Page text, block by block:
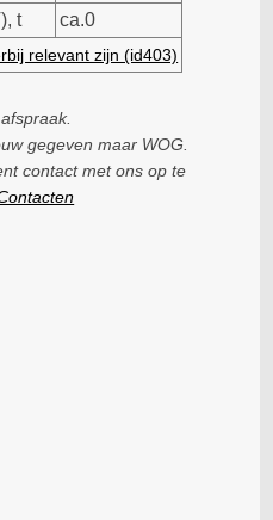
t
ca.0
relevant zijn (id403)
gegeven maar WOG.
contact met ons op te